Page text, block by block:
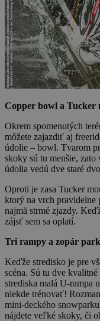
Copper bowl a Tucker
Okrem spomenutých
môžete zajazdiť aj
údolie – bowl. Tvarom
skoky sú tu menšie,
údolia vedú dve staré
Oproti je zasa Tucker
ktorý na vrch pravidelne
najmä strmé zjazdy.
zájsť sem sa oplatí.
Tri rampy a zopár
Keďže stredisko je pre
scéna. Sú tu dve
strediska malá U-rampa
niekde trénovať!
mini-deckého
nájdete veľké skoky, či